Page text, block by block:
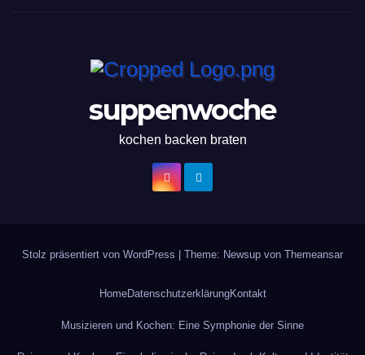
suppenwoche
kochen backen braten
Stolz präsentiert von WordPress | Theme: Newsup von Themeansar
HomeDatenschutzerklärungKontakt
Musizieren und Kochen: Eine Symphonie der Sinne